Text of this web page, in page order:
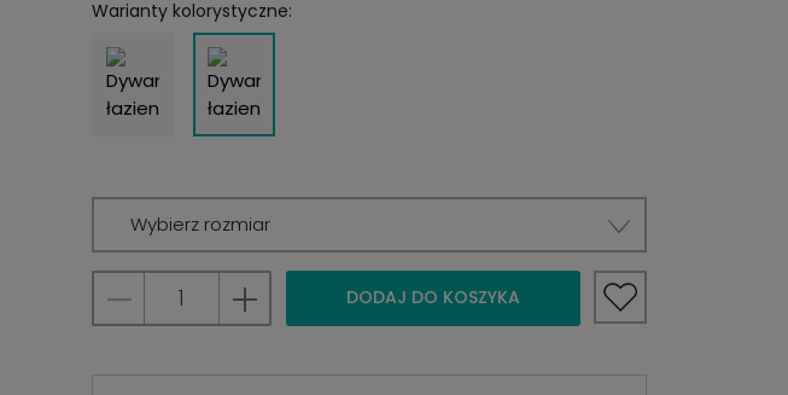
Warianty kolorystyczne:
Wybierz rozmiar
DODAJ DO KOSZYKA